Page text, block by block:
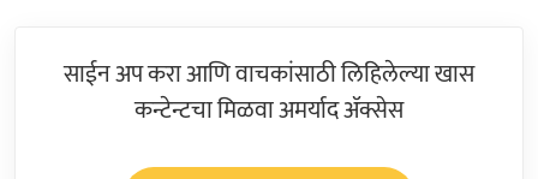
साईन अप करा आणि वाचकांसाठी लिहिलेल्या खास
कन्टेन्टचा मिळवा अमर्याद ॲक्सेस